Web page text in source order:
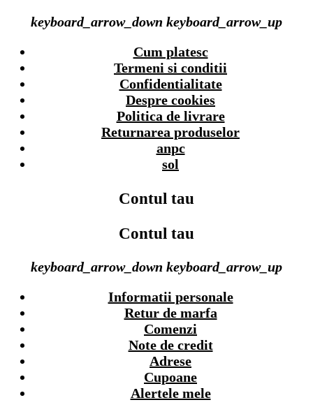
keyboard_arrow_down keyboard_arrow_up
Cum platesc
Termeni si conditii
Confidentialitate
Despre cookies
Politica de livrare
Returnarea produselor
anpc
sol
Contul tau
Contul tau
keyboard_arrow_down keyboard_arrow_up
Informatii personale
Retur de marfa
Comenzi
Note de credit
Adrese
Cupoane
Alertele mele